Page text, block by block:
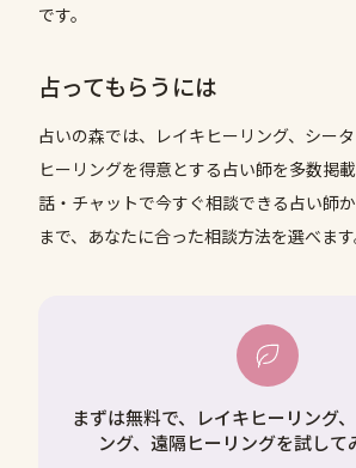
です。
占ってもらうには
占いの森では、
レイキヒーリング、シー
ヒーリングを得意とする占い師を多数掲
話・チャットで今すぐ相談できる占い師
まで、あなたに合った相談方法を選べます
まずは無料で、レイキヒーリング
ング、遠隔ヒーリングを試して